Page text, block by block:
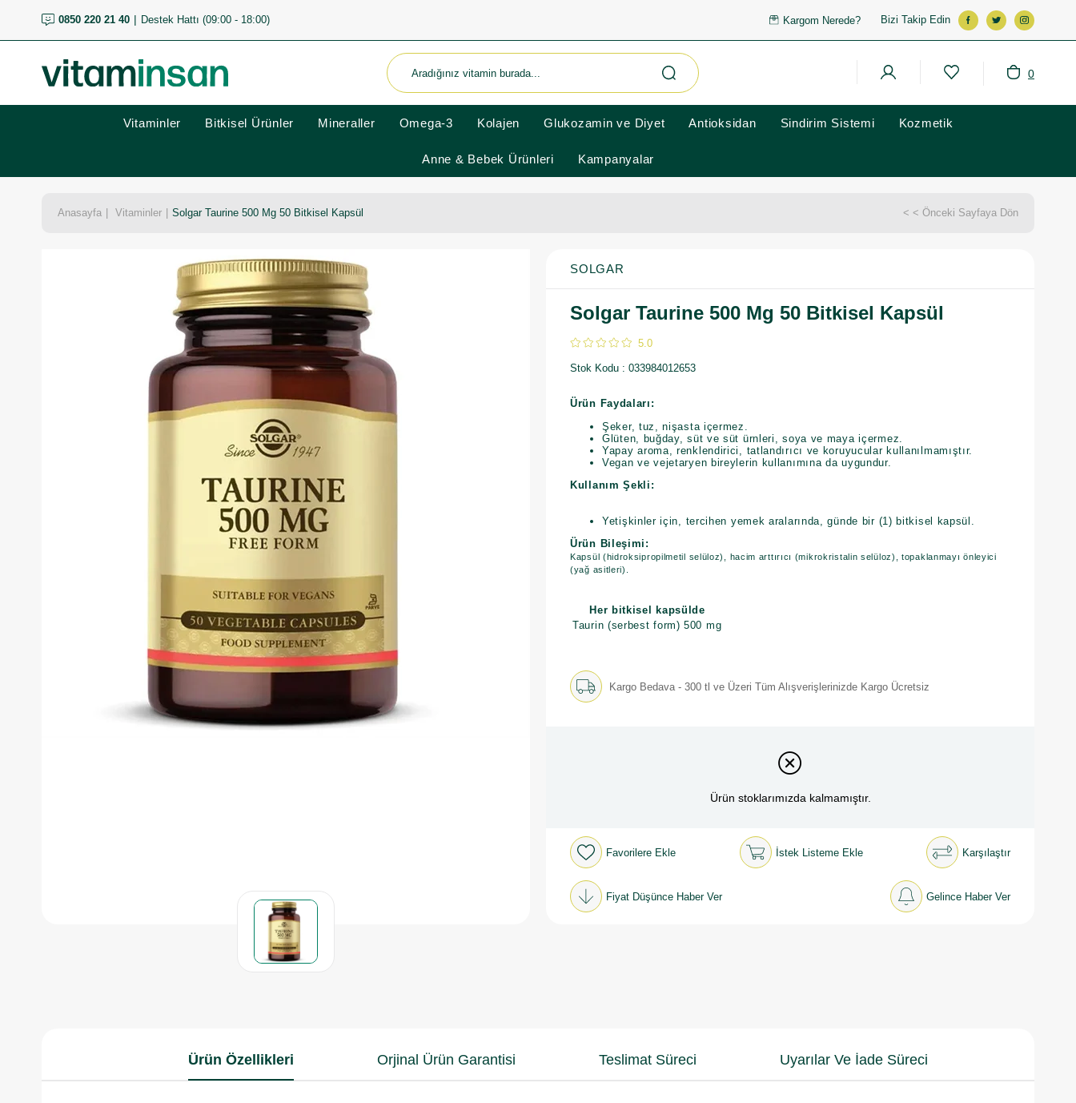
0850 220 21 40 Destek Hattı (09:00 - 18:00) Kargom Nerede? Bizi Takip Edin
0
Vitaminler Bitkisel Ürünler Mineraller Omega-3 Kolajen Glukozamin ve Diyet Antioksidan Sindirim Sistemi Kozmetik
Anne & Bebek Ürünleri Kampanyalar
Anasayfa Vitaminler Solgar Taurine 500 Mg 50 Bitkisel Kapsül < < Önceki Sayfaya Dön
SOLGAR
Solgar Taurine 500 Mg 50 Bitkisel Kapsül
5.0
Stok Kodu 033984012653
Ürün Faydaları:
Şeker, tuz, nişasta içermez.
Glüten, buğday, süt ve süt ürnleri, soya ve maya içermez.
Yapay aroma, renklendirici, tatlandırıcı ve koruyucular kullanılmamıştır.
Vegan ve vejetaryen bireylerin kullanımına da uygundur.
Kullanım Şekli:
Yetişkinler için, tercihen yemek aralarında, günde bir (1) bitkisel kapsül.
Ürün Bileşimi:
Kapsül (hidroksipropilmetil selüloz), hacim arttırıcı (mikrokristalin selüloz), topaklanmayı önleyici
(yağ asitleri).
Her bitkisel kapsülde
Taurin (serbest form) 500 mg
Kargo Bedava - 300 tl ve Üzeri Tüm Alışverişlerinizde Kargo Ücretsiz
Ürün stoklarımızda kalmamıştır.
Favorilere Ekle İstek Listeme Ekle Karşılaştır
Fiyat Düşünce Haber Ver Gelince Haber Ver
Ürün Özellikleri Orjinal Ürün Garantisi Teslimat Süreci Uyarılar Ve İade Süreci